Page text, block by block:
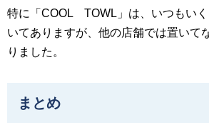
特に「COOL TOWL」は、いつもい
いてありますが、他の店舗では置いて
りました。
まとめ